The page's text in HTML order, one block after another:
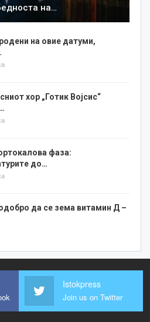
на…
на овие датуми,
хор „Готик Војсис“
фаза:
до…
да се зема витамин Д –
Istokpress
Join us on Twitter